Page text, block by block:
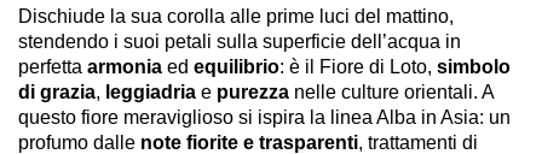
Dischiude la sua corolla alle prime luci del mattino,
stendendo i suoi petali sulla superficie dell’acqua in
perfetta armonia ed equilibrio: è il Fiore di Loto, simbolo
di grazia, leggiadria e purezza nelle culture orientali. A
questo fiore meraviglioso si ispira la linea Alba in Asia: un
profumo dalle note fiorite e trasparenti, trattamenti di